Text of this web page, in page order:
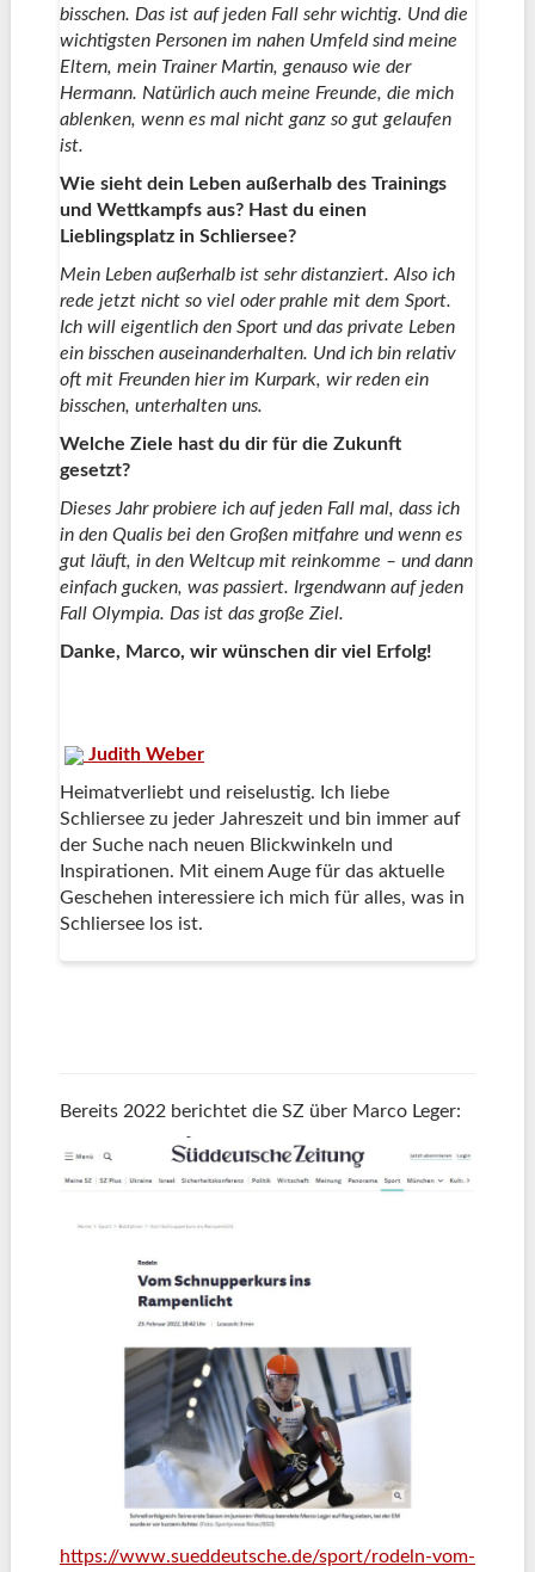
bisschen. Das ist auf jeden Fall sehr wichtig. Und die
wichtigsten Personen im nahen Umfeld sind meine
Eltern, mein Trainer Martin, genauso wie der
Hermann. Natürlich auch meine Freunde, die mich
ablenken, wenn es mal nicht ganz so gut gelaufen
ist.
Wie sieht dein Leben außerhalb des Trainings
und Wettkampfs aus? Hast du einen
Lieblingsplatz in Schliersee?
Mein Leben außerhalb ist sehr distanziert. Also ich
rede jetzt nicht so viel oder prahle mit dem Sport.
Ich will eigentlich den Sport und das private Leben
ein bisschen auseinanderhalten. Und ich bin relativ
oft mit Freunden hier im Kurpark, wir reden ein
bisschen, unterhalten uns.
Welche Ziele hast du dir für die Zukunft
gesetzt?
Dieses Jahr probiere ich auf jeden Fall mal, dass ich
in den Qualis bei den Großen mitfahre und wenn es
gut läuft, in den Weltcup mit reinkomme – und dann
einfach gucken, was passiert. Irgendwann auf jeden
Fall Olympia. Das ist das große Ziel.
Danke, Marco, wir wünschen dir viel Erfolg!
Judith Weber
Heimatverliebt und reiselustig. Ich liebe
Schliersee zu jeder Jahreszeit und bin immer auf
der Suche nach neuen Blickwinkeln und
Inspirationen. Mit einem Auge für das aktuelle
Geschehen interessiere ich mich für alles, was in
Schliersee los ist.
Bereits 2022 berichtet die SZ über Marco Leger:
https://www.sueddeutsche.de/sport/rodeln-vom-